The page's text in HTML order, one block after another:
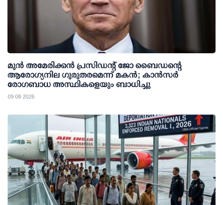
മുന്‍ അമേരിക്കന്‍ പ്രസിഡന്റ് ജോ ബൈഡന്റെ
ആരോഗ്യനില ഗുരുതരമെന്ന് മകന്‍; കാന്‍സര്‍
രോഗബാധ അസ്ഥികളെയും ബാധിച്ചു
09 08 2026